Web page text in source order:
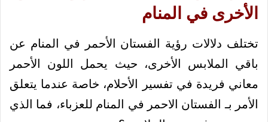
الأخرى في المنام
تختلف دلالات رؤية الفستان الأحمر في المنام عن
باقي الملابس الأخرى، حيث يحمل اللون الأحمر
معاني فريدة في تفسير الأحلام، خاصة عندما يتعلق
الأمر بـ الفستان الاحمر في المنام للعزباء، فما الذي